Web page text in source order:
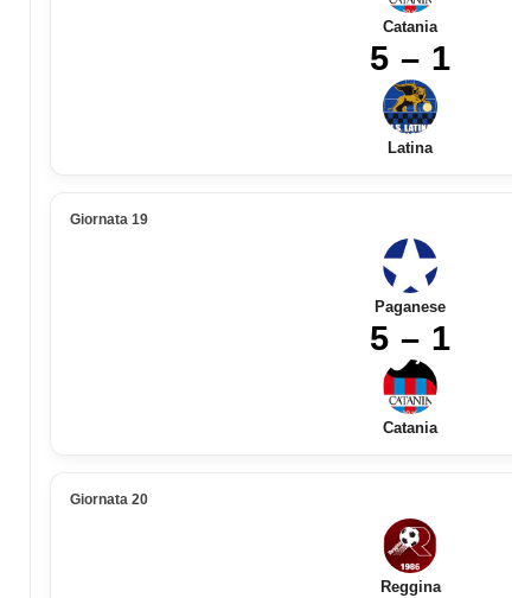
Catania
5 – 1
Latina
Giornata 19
Paganese
5 – 1
Catania
Giornata 20
Reggina